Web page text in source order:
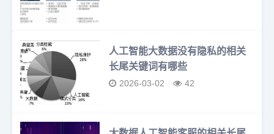
人工智能大数据没有隐私的相关
长尾关键词有哪些
2026-03-02 42